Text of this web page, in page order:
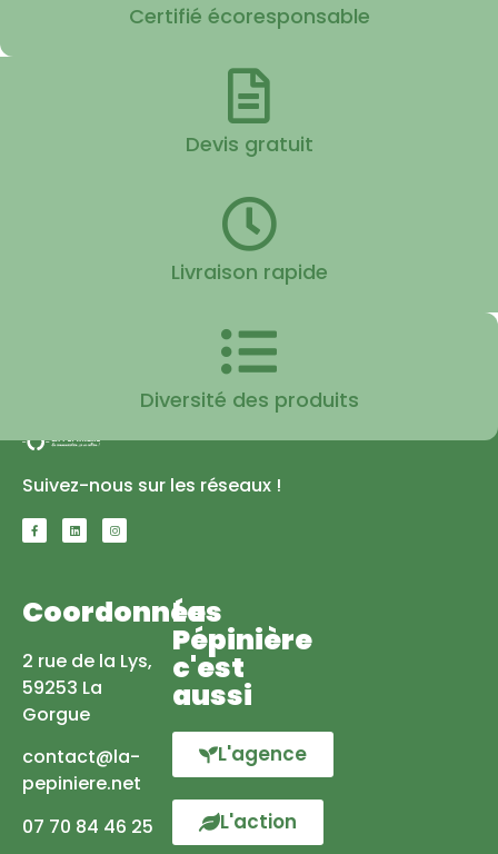
Certifié écoresponsable
Devis gratuit
Livraison rapide
Diversité des produits
Suivez-nous sur les réseaux !
Coordonnées
2 rue de la Lys,
59253 La
Gorgue
contact@la-
pepiniere.net
07 70 84 46 25
La
Pépinière
c'est
aussi
L'agence
L'action